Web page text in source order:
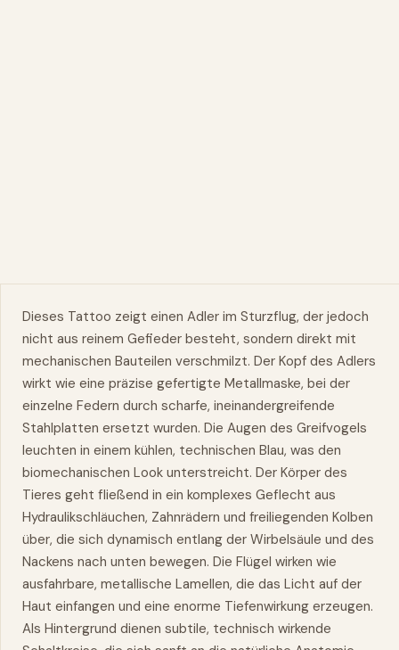
Dieses Tattoo zeigt einen Adler im Sturzflug, der jedoch
nicht aus reinem Gefieder besteht, sondern direkt mit
mechanischen Bauteilen verschmilzt. Der Kopf des Adlers
wirkt wie eine präzise gefertigte Metallmaske, bei der
einzelne Federn durch scharfe, ineinandergreifende
Stahlplatten ersetzt wurden. Die Augen des Greifvogels
leuchten in einem kühlen, technischen Blau, was den
biomechanischen Look unterstreicht. Der Körper des
Tieres geht fließend in ein komplexes Geflecht aus
Hydraulikschläuchen, Zahnrädern und freiliegenden Kolben
über, die sich dynamisch entlang der Wirbelsäule und des
Nackens nach unten bewegen. Die Flügel wirken wie
ausfahrbare, metallische Lamellen, die das Licht auf der
Haut einfangen und eine enorme Tiefenwirkung erzeugen.
Als Hintergrund dienen subtile, technisch wirkende